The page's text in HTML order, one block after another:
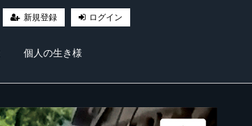
新規登録 ログイン
個人の生き様